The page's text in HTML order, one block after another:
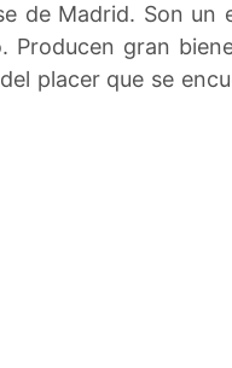
de Madrid. Son un
gran
placer que se